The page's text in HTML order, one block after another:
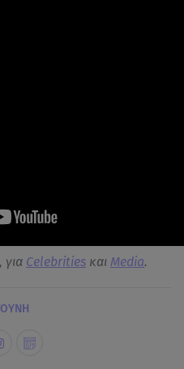
, για Celebrities και Media.